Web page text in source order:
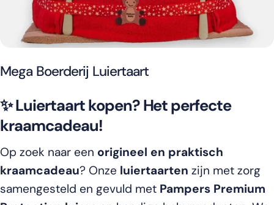
Mega Boerderij Luiertaart
✨ Luiertaart kopen? Het perfecte
kraamcadeau!
Op zoek naar een origineel en praktisch
kraamcadeau? Onze luiertaarten zijn met zorg
samengesteld en gevuld met Pampers Premium